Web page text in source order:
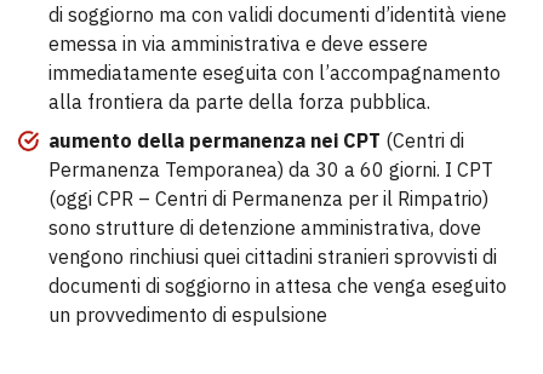
di soggiorno ma con validi documenti d’identità viene
emessa in via amministrativa e deve essere
immediatamente eseguita con l’accompagnamento
alla frontiera da parte della forza pubblica.
aumento della permanenza nei CPT (Centri di
Permanenza Temporanea) da 30 a 60 giorni. I CPT
(oggi CPR – Centri di Permanenza per il Rimpatrio)
sono strutture di detenzione amministrativa, dove
vengono rinchiusi quei cittadini stranieri sprovvisti di
documenti di soggiorno in attesa che venga eseguito
un provvedimento di espulsione